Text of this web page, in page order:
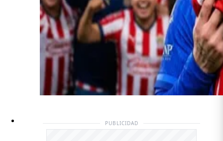
PUBLICIDAD